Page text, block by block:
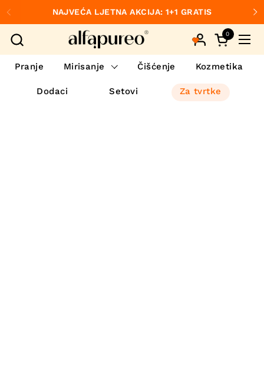
Preskoči na sadržaj
Prethodno
NAJVEĆA LJETNA AKCIJA: 1+1 GRATIS
Otvori
0
Pranje Mirisanje Čišćenje Kozmetika
Dodaci Setovi Za tvrtke